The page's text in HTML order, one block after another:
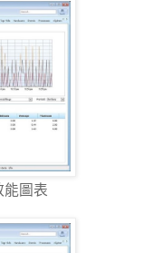
能圖表